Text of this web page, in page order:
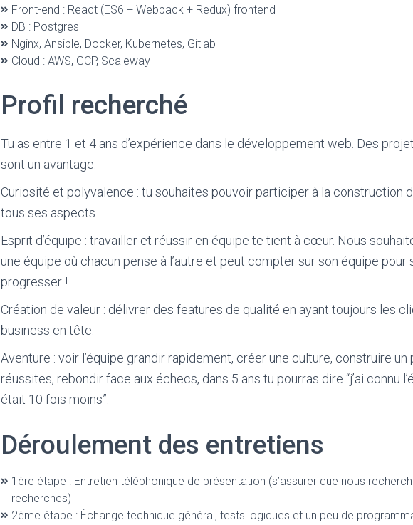
Front-end : React (ES6 + Webpack + Redux) frontend
DB : Postgres
Nginx, Ansible, Docker, Kubernetes, Gitlab
Cloud : AWS, GCP, Scaleway
Profil recherché
Tu as entre 1 et 4 ans d’expérience dans le développement web. Des
sont un avantage.
Curiosité et polyvalence : tu souhaites pouvoir participer à la construction
tous ses aspects.
Esprit d’équipe : travailler et réussir en équipe te tient à cœur. Nous
une équipe où chacun pense à l’autre et peut compter sur son équipe pour
progresser !
Création de valeur : délivrer des features de qualité en ayant toujours les
business en tête.
Aventure : voir l’équipe grandir rapidement, créer une culture, construire
réussites, rebondir face aux échecs, dans 5 ans tu pourras dire “j’ai connu
était 10 fois moins”.
Déroulement des entretiens
1ère étape : Entretien téléphonique de présentation (s’assurer que nous
recherches)
2ème étape : Échange technique général, tests logiques et un peu de